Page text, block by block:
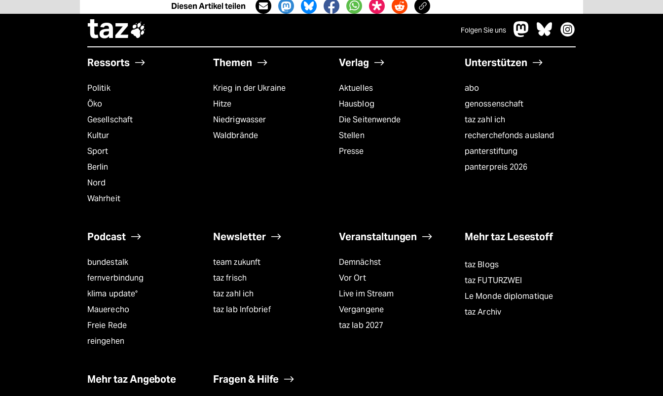
Diesen Artikel teilen
taz Folgen Sie uns
Ressorts
Politik
Öko
Gesellschaft
Kultur
Sport
Berlin
Nord
Wahrheit
Themen
Krieg in der Ukraine
Hitze
Niedrigwasser
Waldbrände
Verlag
Aktuelles
Hausblog
Die Seitenwende
Stellen
Presse
Unterstützen
abo
genossenschaft
taz zahl ich
recherchefonds ausland
panterstiftung
panterpreis 2026
Podcast
bundestalk
fernverbindung
klima update°
Mauerecho
Freie Rede
reingehen
Newsletter
team zukunft
taz frisch
taz zahl ich
taz lab Infobrief
Veranstaltungen
Demnächst
Vor Ort
Live im Stream
Vergangene
taz lab 2027
Mehr taz Lesestoff
taz Blogs
taz FUTURZWEI
Le Monde diplomatique
taz Archiv
Mehr taz Angebote Fragen & Hilfe